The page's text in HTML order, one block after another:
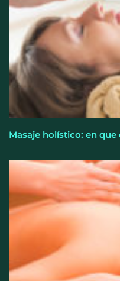
Masaje holístico: en